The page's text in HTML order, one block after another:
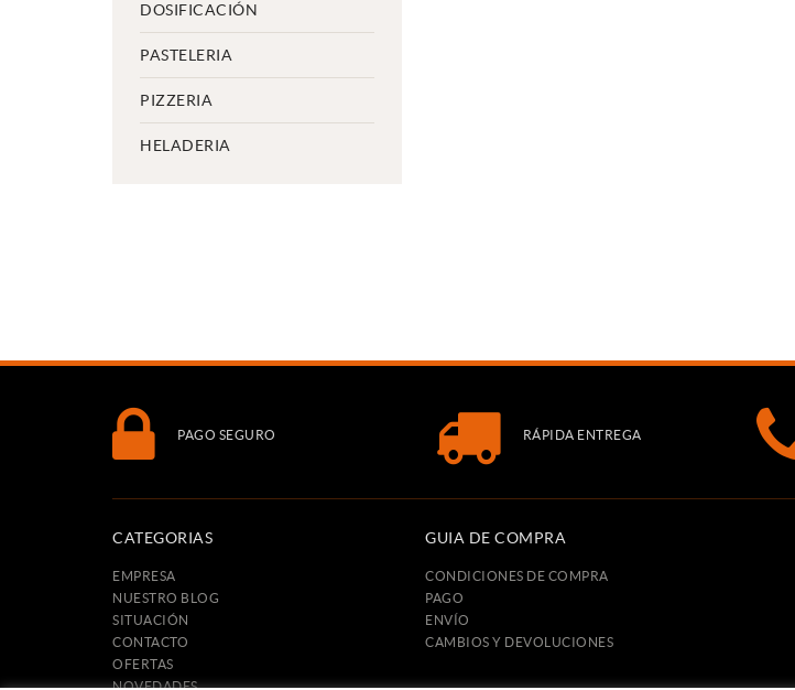
DOSIFICACIÓN
PASTELERIA
PIZZERIA
HELADERIA
PAGO SEGURO RÁPIDA ENTREGA
CATEGORIAS
EMPRESA
NUESTRO BLOG
SITUACIÓN
CONTACTO
OFERTAS
NOVEDADES
GUIA DE COMPRA
CONDICIONES DE COMPRA
PAGO
ENVÍO
CAMBIOS Y DEVOLUCIONES